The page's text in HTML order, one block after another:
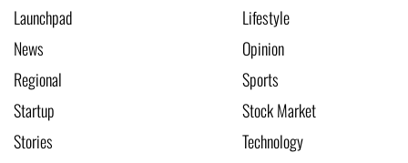
Launchpad
Lifestyle
News
Opinion
Regional
Sports
Startup
Stock Market
Stories
Technology